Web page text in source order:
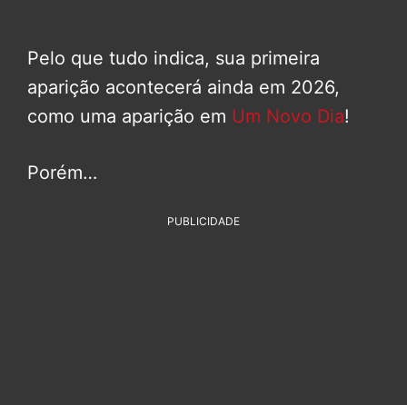
Pelo que tudo indica, sua primeira
aparição acontecerá ainda em 2026,
como uma aparição em Um Novo Dia!
Porém…
PUBLICIDADE